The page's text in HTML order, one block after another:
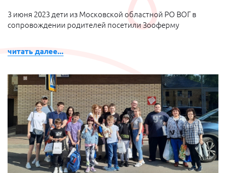
3 июня 2023 дети из Московской областной РО ВОГ в
сопровождении родителей посетили Зооферму
читать далее...